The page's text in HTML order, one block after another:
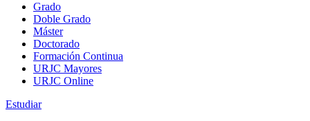
Grado
Doble Grado
Máster
Doctorado
Formación Continua
URJC Mayores
URJC Online
Estudiar